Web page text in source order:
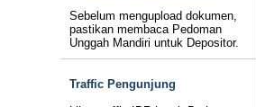
Sebelum mengupload dokumen,
pastikan membaca Pedoman
Unggah Mandiri untuk Depositor.
Traffic Pengunjung